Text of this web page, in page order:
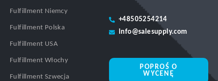
Fulfillment Niemcy
Fulfillment Polska
Fulfillment USA
Fulfillment Włochy
Fulfillment Szwecja
+48505254214
info@salesupply.com
POPROŚ O
WYCENĘ